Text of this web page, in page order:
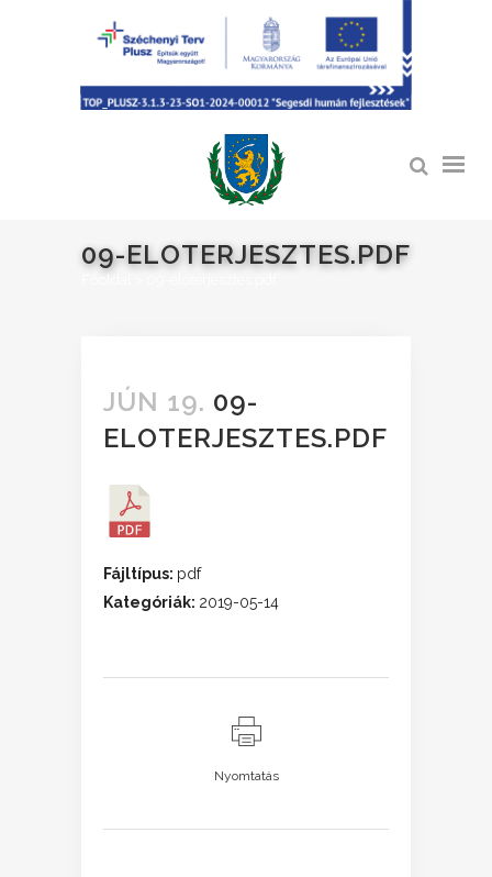
09-ELOTERJESZTES.PDF
JÚN 19. 09-
ELOTERJESZTES.PDF
Fájltípus: pdf
Kategóriák: 2019-05-14
Nyomtatás